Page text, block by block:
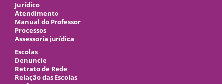
Jurídico
Atendimento
Manual do Professor
Processos
Assessoria jurídica
Escolas
Denuncie
Retrato de Rede
Relação das Escolas